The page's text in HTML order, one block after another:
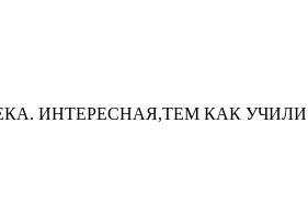
ВЕКА. ИНТЕРЕСНАЯ,ТЕМ КАК УЧИЛИ